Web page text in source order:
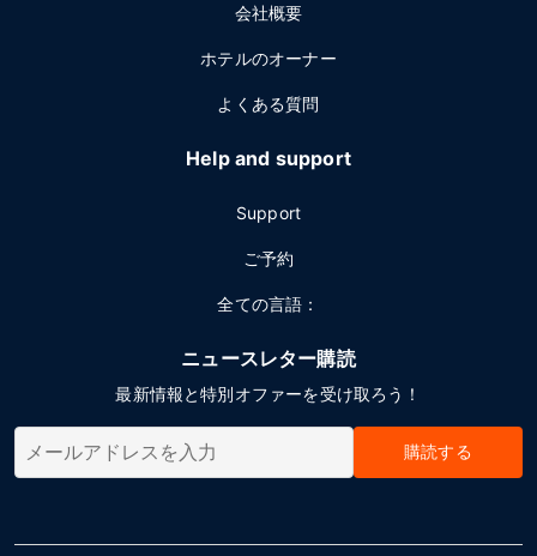
会社概要
ホテルのオーナー
よくある質問
Help and support
Support
ご予約
全ての言語：
ニュースレター購読
最新情報と特別オファーを受け取ろう！
購読する